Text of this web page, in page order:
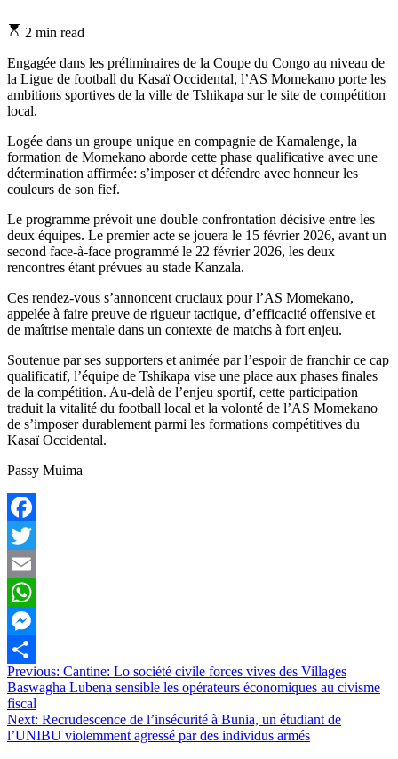
Estimated
time
2 min read
Engagée dans les préliminaires de la Coupe du Congo au niveau de
la Ligue de football du Kasaï Occidental, l’AS Momekano porte les
ambitions sportives de la ville de Tshikapa sur le site de compétition
local.
Logée dans un groupe unique en compagnie de Kamalenge, la
formation de Momekano aborde cette phase qualificative avec une
détermination affirmée: s’imposer et défendre avec honneur les
couleurs de son fief.
Le programme prévoit une double confrontation décisive entre les
deux équipes. Le premier acte se jouera le 15 février 2026, avant un
second face-à-face programmé le 22 février 2026, les deux
rencontres étant prévues au stade Kanzala.
Ces rendez-vous s’annoncent cruciaux pour l’AS Momekano,
appelée à faire preuve de rigueur tactique, d’efficacité offensive et
de maîtrise mentale dans un contexte de matchs à fort enjeu.
Soutenue par ses supporters et animée par l’espoir de franchir ce cap
qualificatif, l’équipe de Tshikapa vise une place aux phases finales
de la compétition. Au-delà de l’enjeu sportif, cette participation
traduit la vitalité du football local et la volonté de l’AS Momekano
de s’imposer durablement parmi les formations compétitives du
Kasaï Occidental.
Passy Muima
Facebook
Twitter
Email
WhatsApp
Messenger
Partager
Navigation
de
l’article
Previous: Cantine: Lo société civile forces vives des Villages
Baswagha Lubena sensible les opérateurs économiques au civisme
fiscal
Next: Recrudescence de l’insécurité à Bunia, un étudiant de
l’UNIBU violemment agressé par des individus armés